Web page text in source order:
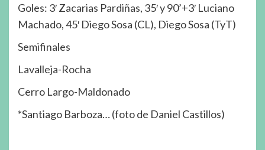
Goles: 3′ Zacarias Pardiñas, 35′ y 90’+3′ Luciano
Machado, 45′ Diego Sosa (CL), Diego Sosa (TyT)
Semifinales
Lavalleja-Rocha
Cerro Largo-Maldonado
*Santiago Barboza… (foto de Daniel Castillos)